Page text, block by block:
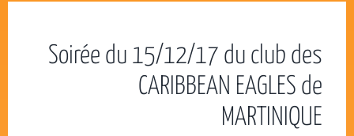
Soirée du 15/12/17 du club des
CARIBBEAN EAGLES de
MARTINIQUE